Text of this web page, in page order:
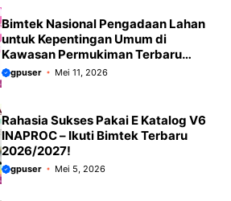
Bimtek Nasional Pengadaan Lahan
untuk Kepentingan Umum di
Kawasan Permukiman Terbaru
tahun 2026/2027 menekankan
update PP No. 39 Tahun 2023 yang
dari PP 19/2021.
gpuser Mei 11, 2026
Rahasia Sukses Pakai E Katalog V6
INAPROC – Ikuti Bimtek Terbaru
2026/2027!
gpuser Mei 5, 2026